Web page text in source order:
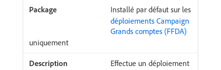
Installé par défaut sur les
déploiements Campaign
Grands comptes (FFDA)
uniquement
Effectue un déploiement